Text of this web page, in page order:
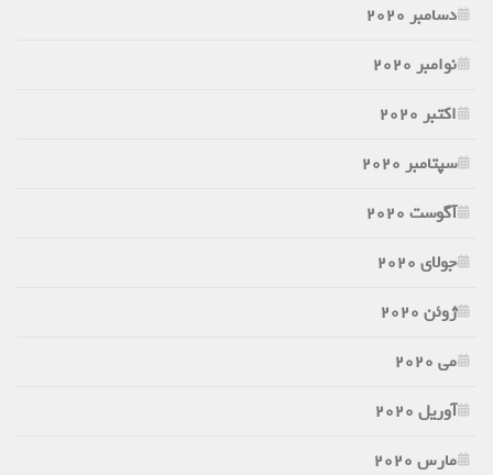
دسامبر 2020
نوامبر 2020
اکتبر 2020
سپتامبر 2020
آگوست 2020
جولای 2020
ژوئن 2020
می 2020
آوریل 2020
مارس 2020